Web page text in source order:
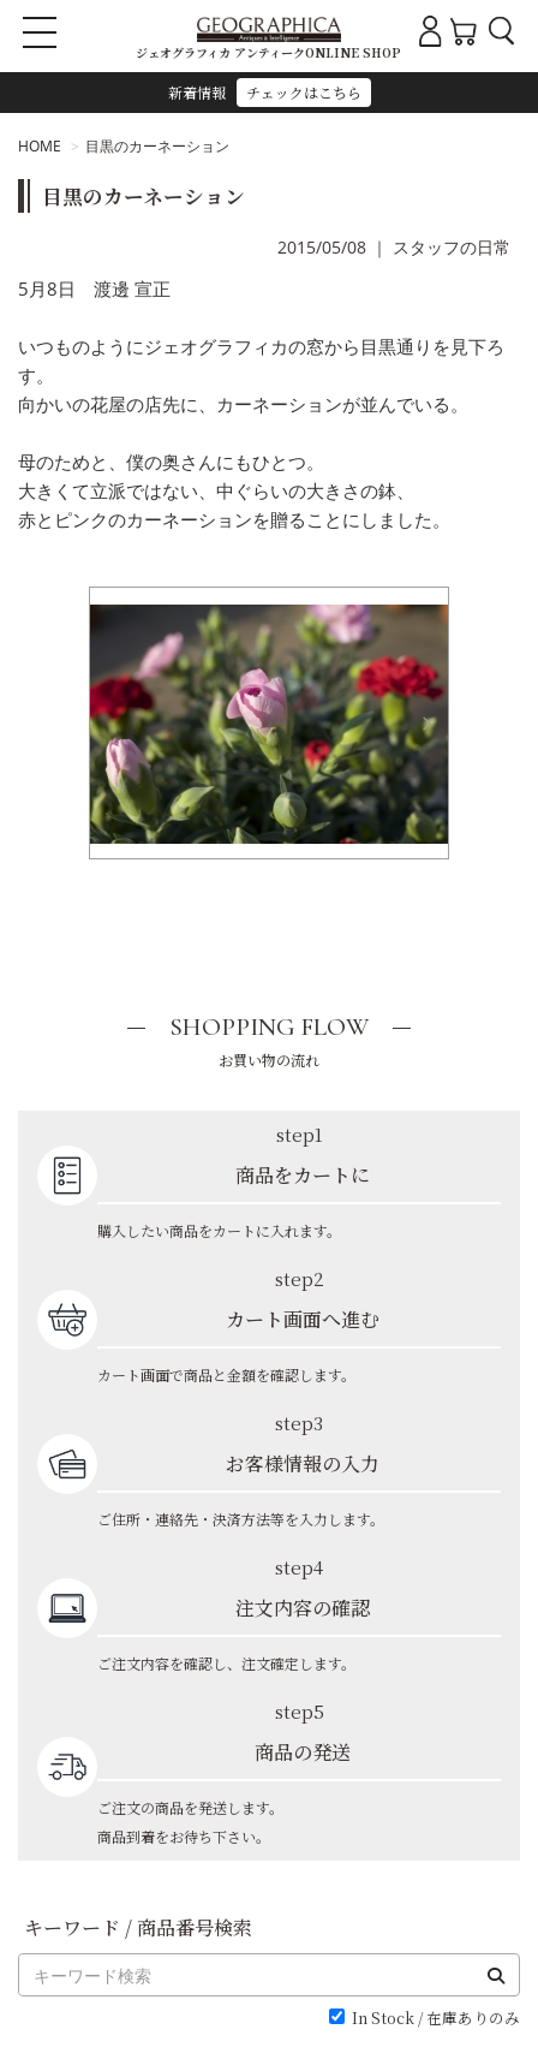
新着情報 チェックはこちら
ジェオグラフィカ アンティークONLINE SHOP
HOME 目黒のカーネーション
目黒のカーネーション
2015/05/08 ｜ スタッフの日常
5月8日 渡邊 宣正
いつものようにジェオグラフィカの窓から目黒通りを見下ろ
す。
向かいの花屋の店先に、カーネーションが並んでいる。
母のためと、僕の奥さんにもひとつ。
大きくて立派ではない、中ぐらいの大きさの鉢、
赤とピンクのカーネーションを贈ることにしました。
SHOPPING FLOW
お買い物の流れ
step1
商品をカートに
購入したい商品をカートに入れます。
step2
カート画面へ進む
カート画面で商品と金額を確認します。
step3
お客様情報の入力
ご住所・連絡先・決済方法等を入力します。
step4
注文内容の確認
ご注文内容を確認し、注文確定します。
step5
商品の発送
ご注文の商品を発送します。
商品到着をお待ち下さい。
キーワード / 商品番号検索
In Stock / 在庫ありのみ